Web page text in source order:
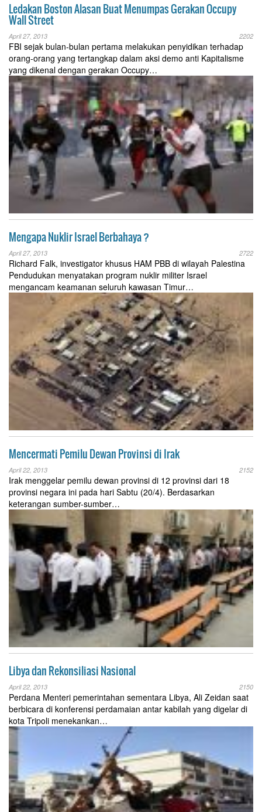
Ledakan Boston Alasan Buat Menumpas Gerakan Occupy
Wall Street
April 27, 2013 2202
FBI sejak bulan-bulan pertama melakukan penyidikan terhadap
orang-orang yang tertangkap dalam aksi demo anti Kapitalisme
yang dikenal dengan gerakan Occupy…
Mengapa Nuklir Israel Berbahaya ?
April 27, 2013 2722
Richard Falk, investigator khusus HAM PBB di wilayah Palestina
Pendudukan menyatakan program nuklir militer Israel
mengancam keamanan seluruh kawasan Timur…
Mencermati Pemilu Dewan Provinsi di Irak
April 22, 2013 2152
Irak menggelar pemilu dewan provinsi di 12 provinsi dari 18
provinsi negara ini pada hari Sabtu (20/4). Berdasarkan
keterangan sumber-sumber…
Libya dan Rekonsiliasi Nasional
April 22, 2013 2150
Perdana Menteri pemerintahan sementara Libya, Ali Zeidan saat
berbicara di konferensi perdamaian antar kabilah yang digelar di
kota Tripoli menekankan…